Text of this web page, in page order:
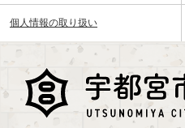
個人情報の取り扱い